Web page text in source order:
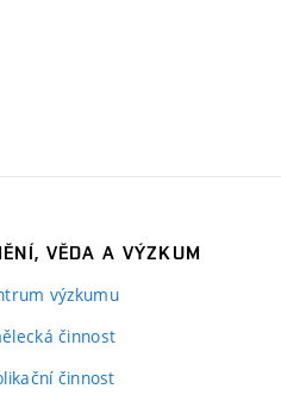
VĚDA A VÝZKUM
výzkumu
činnost
činnost